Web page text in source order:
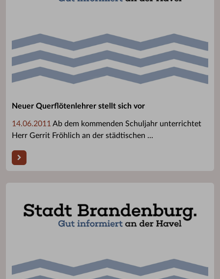
Neuer Querflötenlehrer stellt sich vor
14.06.2011 Ab dem kommenden Schuljahr unterrichtet
Herr Gerrit Fröhlich an der städtischen ...